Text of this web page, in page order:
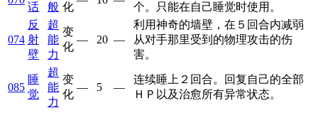
话
般 化
个。只能在自己睡觉时使用。
074
反
射
壁
超
能
力
变
化
— 20 —
利用神奇的墙壁，在５回合内减弱
从对手那里受到的物理攻击的伤
害。
085
睡
觉
超
能
力
变
化
— 5 —
连续睡上２回合。回复自己的全部
ＨＰ以及治愈所有异常状态。